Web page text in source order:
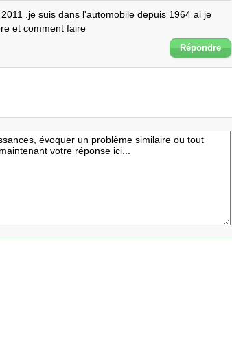
.je suis dans l'automobile depuis 1964 ai je
et comment faire
Répondre